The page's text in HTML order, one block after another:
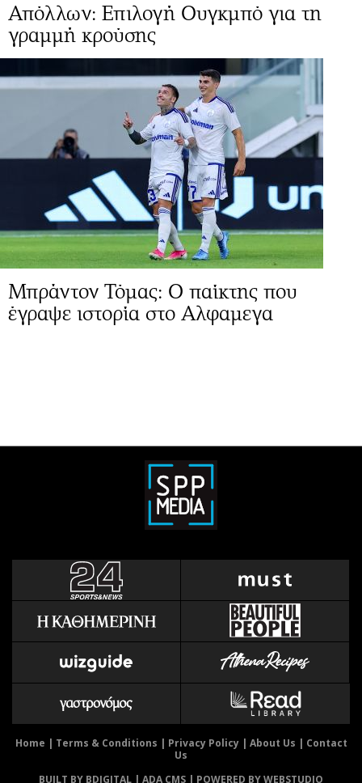
Απόλλων: Επιλογή Ουγκμπό για τη
γραμμή κρούσης
Μπράντον Τόμας: Ο παίκτης που
έγραψε ιστορία στο Αλφαμεγα
Home | Terms & Conditions | Privacy Policy| About Us | Contact
Us
BUILT BY BDIGITAL | ADA CMS | POWERED BY WEBSTUDIO